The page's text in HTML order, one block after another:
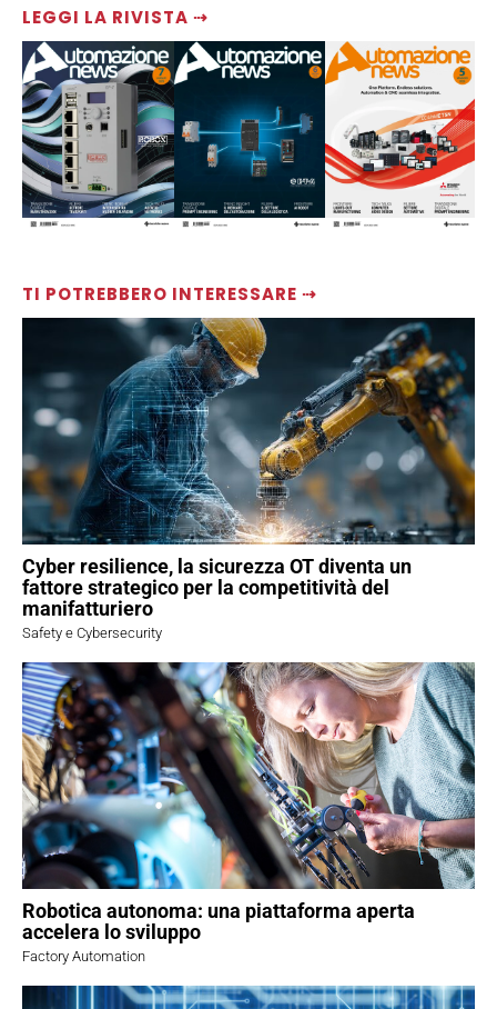
LEGGI LA RIVISTA ⇢
TI POTREBBERO INTERESSARE ⇢
Cyber resilience, la sicurezza OT diventa un
fattore strategico per la competitività del
manifatturiero
Safety e Cybersecurity
Robotica autonoma: una piattaforma aperta
accelera lo sviluppo
Factory Automation